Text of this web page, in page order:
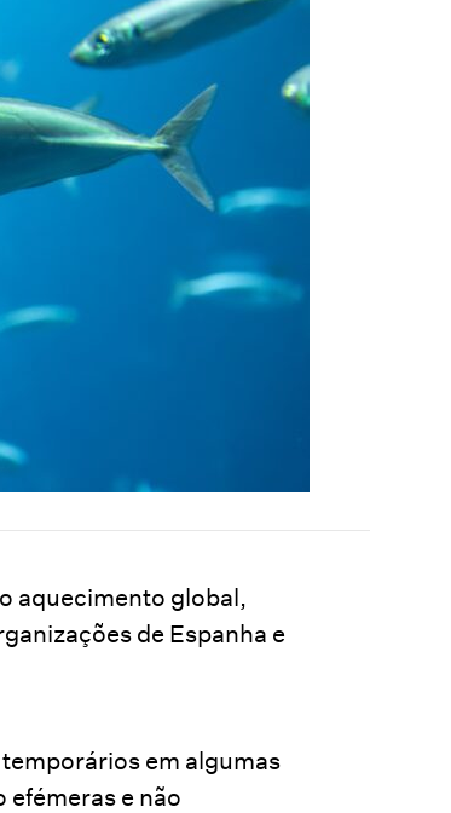
aquecimento global,
de Espanha e
em algumas
efémeras e não